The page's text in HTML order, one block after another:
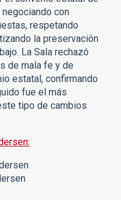
con
respetando
la preservación
La Sala rechazó
de mala fe y de
estatal, confirmando
fue el más
tipo de cambios